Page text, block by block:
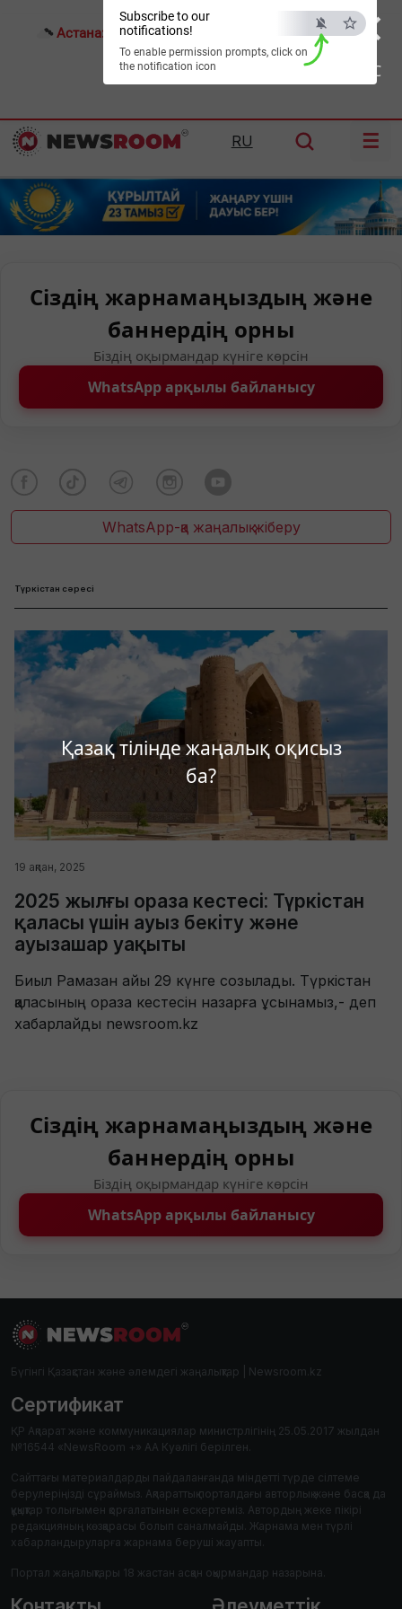
×
ESC
Қазақ тілінде жаңалық оқисыз
ба?
Subscribe to our
notifications!
To enable permission prompts, click on
the notification icon
Астана: 20°C Алматы: Шымкент:32°C
RU ☰
Сіздің жарнамаңыздың және
баннердің орны
Біздің оқырмандар күніге көрсін
WhatsApp арқылы байланысу
WhatsApp-қа жаңалық жіберу
Түркістан сәресі
19 ақпан, 2025
2025 жылғы ораза кестесі: Түркістан
қаласы үшін ауыз бекіту және
ауызашар уақыты
Биыл Рамазан айы 29 күнге созылады. Түркістан
қаласының ораза кестесін назарға ұсынамыз,- деп
хабарлайды newsroom.kz
Сіздің жарнамаңыздың және
баннердің орны
Біздің оқырмандар күніге көрсін
WhatsApp арқылы байланысу
Бүгінгі Қазақстан және әлемдегі жаңалықтар | Newsroom.kz
Сертификат
ҚР Ақпарат және коммуникациялар министрлігінің 25.05.2017 жылдан
№16544 «NewsRoom +» АА Куәлігі берілген.
Сайттағы материалдарды пайдаланғанда міндетті түрде сілтеме
берулеріңізді сұраймыз. Ақпараттық порталдағы авторлық және басқа да
құқықтар толығымен қорғалатынын ескертеміз. Автордың жеке пікірі
редакцияның көзқарасы болып саналмайды. Жарнама мен түрлі
хабарландыруларға жарнама беруші жауапты.
Портал жаңалықтары 18 жастан асқан оқырмандар назарына.